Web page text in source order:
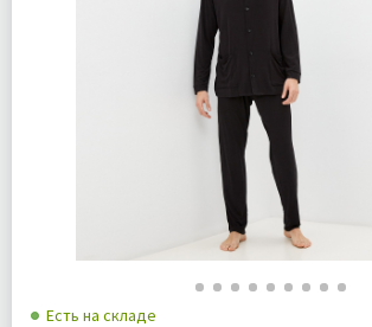
Есть на складе